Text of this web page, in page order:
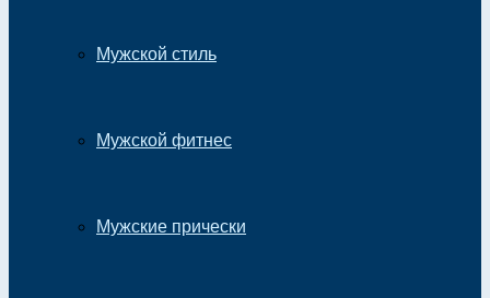
Мужской стиль
Мужской фитнес
Мужские прически